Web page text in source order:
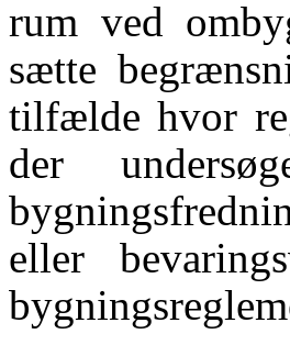
rum ved
sætte
tilfælde hvor
der
eller